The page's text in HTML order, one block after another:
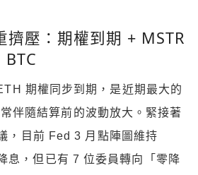
擠壓：期權到期 + MSTR
期權同步到期，是近期最大的
伴隨結算前的波動放大。緊接著
，目前 Fed 3 月點陣圖維持
息，但已有 7 位委員轉向「零降